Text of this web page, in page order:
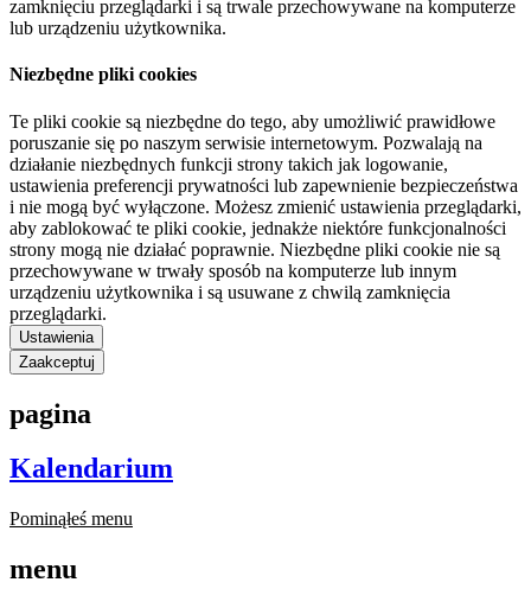
zamknięciu przeglądarki i są trwale przechowywane na komputerze
lub urządzeniu użytkownika.
Niezbędne pliki cookies
Te pliki cookie są niezbędne do tego, aby umożliwić prawidłowe
poruszanie się po naszym serwisie internetowym. Pozwalają na
działanie niezbędnych funkcji strony takich jak logowanie,
ustawienia preferencji prywatności lub zapewnienie bezpieczeństwa
i nie mogą być wyłączone. Możesz zmienić ustawienia przeglądarki,
aby zablokować te pliki cookie, jednakże niektóre funkcjonalności
strony mogą nie działać poprawnie. Niezbędne pliki cookie nie są
przechowywane w trwały sposób na komputerze lub innym
urządzeniu użytkownika i są usuwane z chwilą zamknięcia
przeglądarki.
Ustawienia
Zaakceptuj
pagina
Kalendarium
Pominąłeś menu
menu